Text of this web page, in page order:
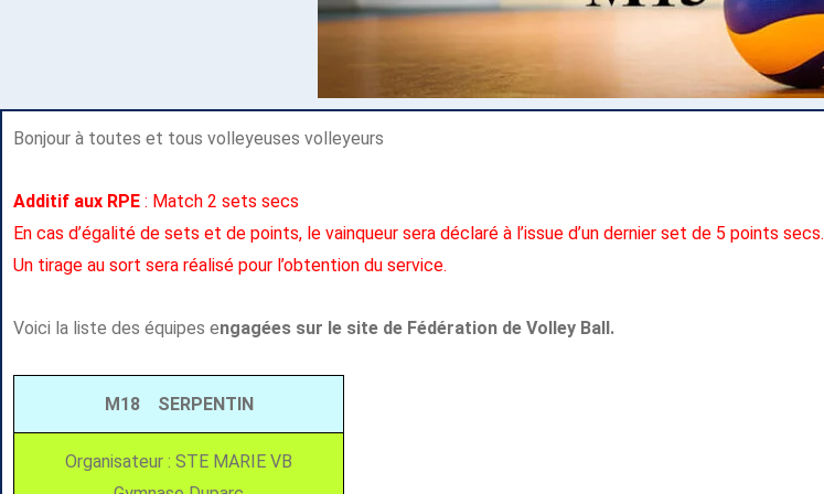
Bonjour à toutes et tous volleyeuses volleyeurs
Additif aux RPE : Match 2 sets secs
En cas d’égalité de sets et de points, le vainqueur sera déclaré à l’issue d’un dernier set de 5 points secs.
Un tirage au sort sera réalisé pour l’obtention du service.
Voici la liste des équipes engagées sur le site de Fédération de Volley Ball.
M18 SERPENTIN
Organisateur : STE MARIE VB